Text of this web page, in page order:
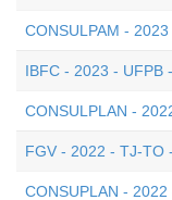
CONSULPAM -
IBFC - 2023 - UFPB
CONSULPLAN -
FGV - 2022 - TJ-TO
CONSUPLAN -